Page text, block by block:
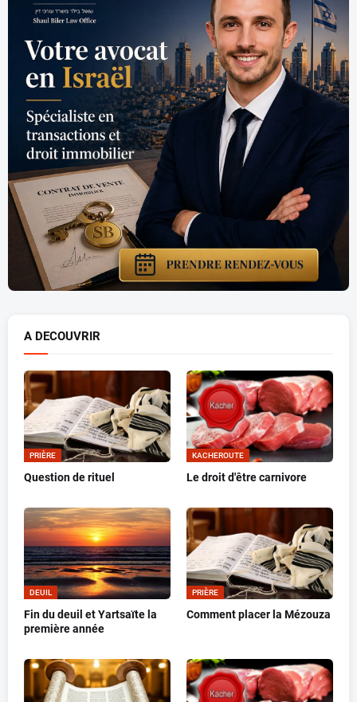
A DECOUVRIR
PRIÈRE
Question de rituel
KACHEROUTE
Le droit d'être carnivore
DEUIL
Fin du deuil et Yartsaïte la
première année
PRIÈRE
Comment placer la Mézouza